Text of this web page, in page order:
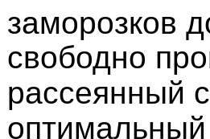
заморозков
свободно
рассеянный